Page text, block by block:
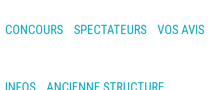
CONCOURS SPECTATEURS VOS AVIS
INFOS ANCIENNE STRUCTURE